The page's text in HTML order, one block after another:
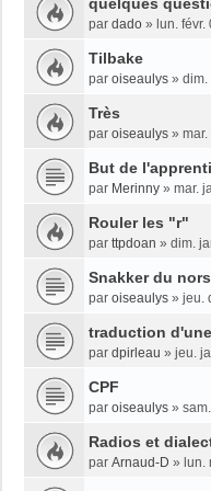
par dado » lun.
Tilbake
par oiseaulys » dim.
Très
par oiseaulys »
But de
par Merinny » mar.
Rouler les "r"
par ttpdoan » dim.
Snakker du
par oiseaulys » jeu.
traduction
par dpirleau » jeu.
CPF
par oiseaulys »
Radios et
par Arnaud-D » lun.